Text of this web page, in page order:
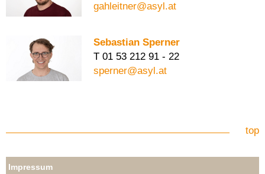
gahleitner@asyl.at
Sebastian Sperner
T 01 53 212 91 - 22
sperner@asyl.at
top
Impressum